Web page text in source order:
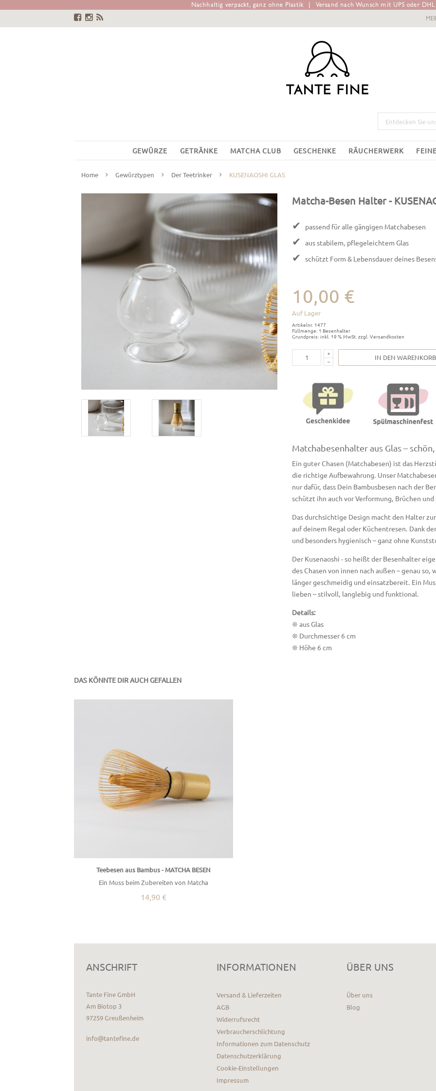
Nachhaltig verpackt, ganz ohne Plastik
Versand nach Wunsch mit UPS oder
GEWÜRZE GETRÄNKE MATCHA CLUB GESCHENKE RÄUCHERWERK
Home Gewürztypen Der Teetrinker KUSENAOSHI GLAS
Matcha-Besen Halter-
✔ passend für alle gängigen Matchabesen
✔ aus stabilem, pflegeleichtem Glas
✔ schützt Form & Lebensdauer deines
10,00 €
Auf Lager
Artikelnr. 1477
Füllmenge: 1 Besenhalter
Grundpreis: inkl. 19 % MwSt. zzgl. Versandkosten
IN DEN WARENKORB
Matchabesenhalter aus Glas –
Ein guter Chasen (Matchabesen) ist das
die richtige Aufbewahrung. Unser
nur dafür, dass Dein Bambusbesen nach der
schützt ihn auch vor Verformung, Brüchen
Das durchsichtige Design macht den Halter
auf deinem Regal oder Küchentresen. Dank
und besonders hygienisch – ganz ohne
Der Kusenaoshi - so heißt der Besenhalter
des Chasen von innen nach außen – genau
länger geschmeidig und einsatzbereit. Ein
lieben – stilvoll, langlebig und funktional.
Details:
❊ aus Glas
❊ Durchmesser 6 cm
❊ Höhe 6 cm
DAS KÖNNTE DIR AUCH GEFALLEN
Teebesen aus Bambus - MATCHA BESEN
Ein Muss beim Zubereiten von Matcha
14,90 €
ANSCHRIFT
Tante Fine GmbH
Am Biotop 3
97259 Greußenheim
info@tantefine.de
INFORMATIONEN
Versand & Lieferzeiten
AGB
Widerrufsrecht
Verbraucherschlichtung
Informationen zum Datenschutz
Datenschutzerklärung
Cookie-Einstellungen
Impressum
ÜBER UNS
Über uns
Blog